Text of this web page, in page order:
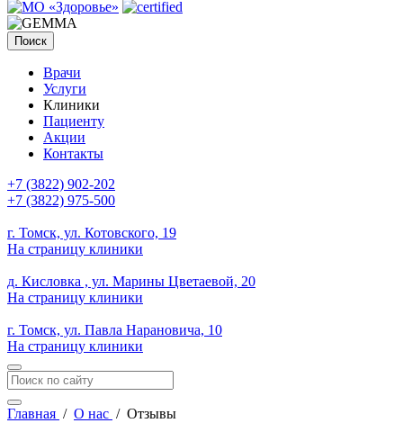
Поиск
Врачи
Услуги
Клиники
Пациенту
Акции
Контакты
+7 (3822) 902-202
+7 (3822) 975-500
г. Томск, ул. Котовского, 19
На страницу клиники
д. Кисловка , ул. Марины Цветаевой, 20
На страницу клиники
г. Томск, ул. Павла Нарановича, 10
На страницу клиники
Главная / О нас / Отзывы